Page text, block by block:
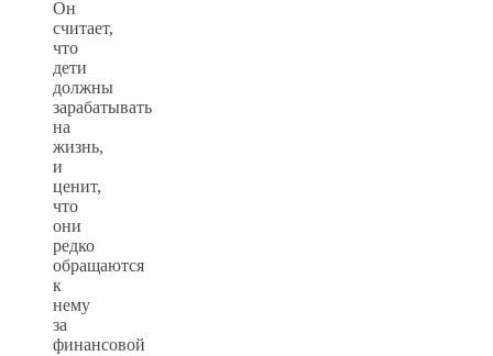
Он
считает,
что
дети
должны
зарабатывать
на
жизнь,
и
ценит,
что
они
редко
обращаются
к
нему
за
финансовой